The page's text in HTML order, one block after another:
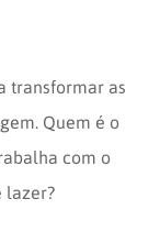
transformar as
Quem é o
com o
lazer?